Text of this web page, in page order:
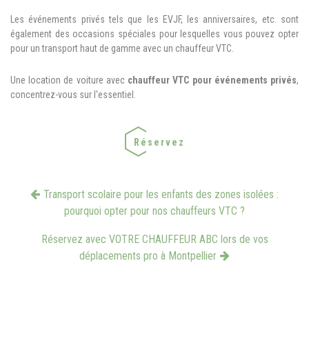
Les événements privés tels que les EVJF, les anniversaires, etc. sont
également des occasions spéciales pour lesquelles vous pouvez opter
pour un transport haut de gamme avec un chauffeur VTC.
Une location de voiture avec chauffeur VTC pour événements privés,
concentrez-vous sur l'essentiel.
Réservez
Transport scolaire pour les enfants des zones isolées :
pourquoi opter pour nos chauffeurs VTC ?
Réservez avec VOTRE CHAUFFEUR ABC lors de vos
déplacements pro à Montpellier